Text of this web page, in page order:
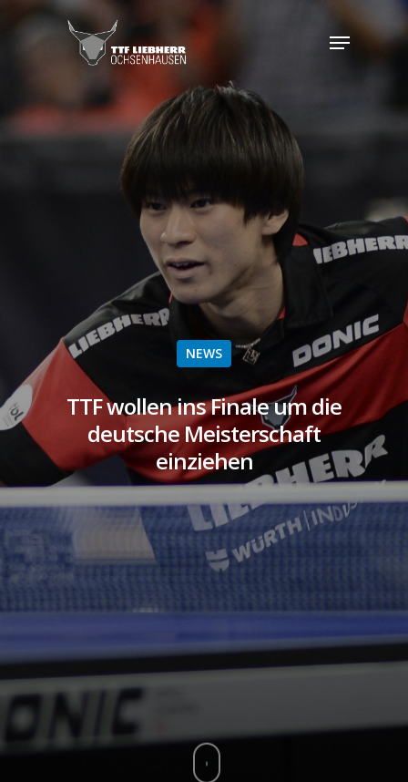
NEWS
TTF wollen ins Finale um die
deutsche Meisterschaft
einziehen